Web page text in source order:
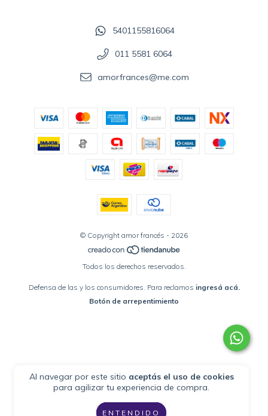
Al navegar por este sitio aceptás el uso de cookies
para agilizar tu experiencia de compra.
ENTENDIDO
5401155816064
011 5581 6064
amorfrances@me.com
© Copyright amor francés - 2026
Todos los derechos reservados.
Defensa de las y los consumidores. Para reclamos ingresá acá.
Botón de arrepentimiento